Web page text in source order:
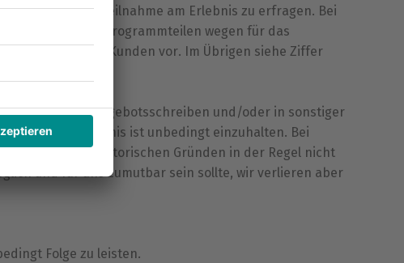
am Tag der Teilnahme am Erlebnis zu erfragen. Bei
oder von Programmteilen wegen für das
mit dem Kunden vor. Im Übrigen siehe Ziffer
der Website, im Angebotsschreiben und/oder in sonstiger
zum Erlebnis ist unbedingt einzuhalten. Bei
oder organisatorischen Gründen in der Regel nicht
und für uns zumutbar sein sollte, wir verlieren aber
Folge zu leisten.